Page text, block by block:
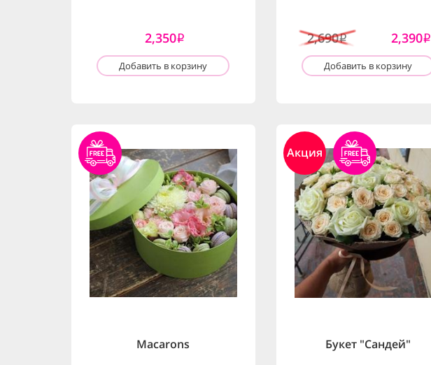
2,350i
Добавить в корзину
2,690i 2,390i
Добавить в корзину
Macarons
Акция
Букет "Сандей"